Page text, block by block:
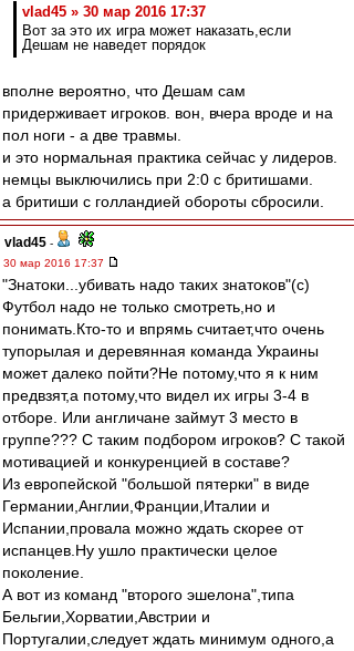
vlad45 » 30 мар 2016 17:37
Вот за это их игра может наказать,если
Дешам не наведет порядок
вполне вероятно, что Дешам сам
придерживает игроков. вон, вчера вроде и на
пол ноги - а две травмы.
и это нормальная практика сейчас у лидеров.
немцы выключились при 2:0 с бритишами.
а бритиши с голландией обороты сбросили.
vlad45 -
30 мар 2016 17:37
"Знатоки...убивать надо таких знатоков"(с)
Футбол надо не только смотреть,но и
понимать.Кто-то и впрямь считает,что очень
тупорылая и деревянная команда Украины
может далеко пойти?Не потому,что я к ним
предвзят,а потому,что видел их игры 3-4 в
отборе. Или англичане займут 3 место в
группе??? С таким подбором игроков? С такой
мотивацией и конкуренцией в составе?
Из европейской "большой пятерки" в виде
Германии,Англии,Франции,Италии и
Испании,провала можно ждать скорее от
испанцев.Ну ушло практически целое
поколение.
А вот из команд "второго эшелона",типа
Бельгии,Хорватии,Австрии и
Португалии,следует ждать минимум одного,а